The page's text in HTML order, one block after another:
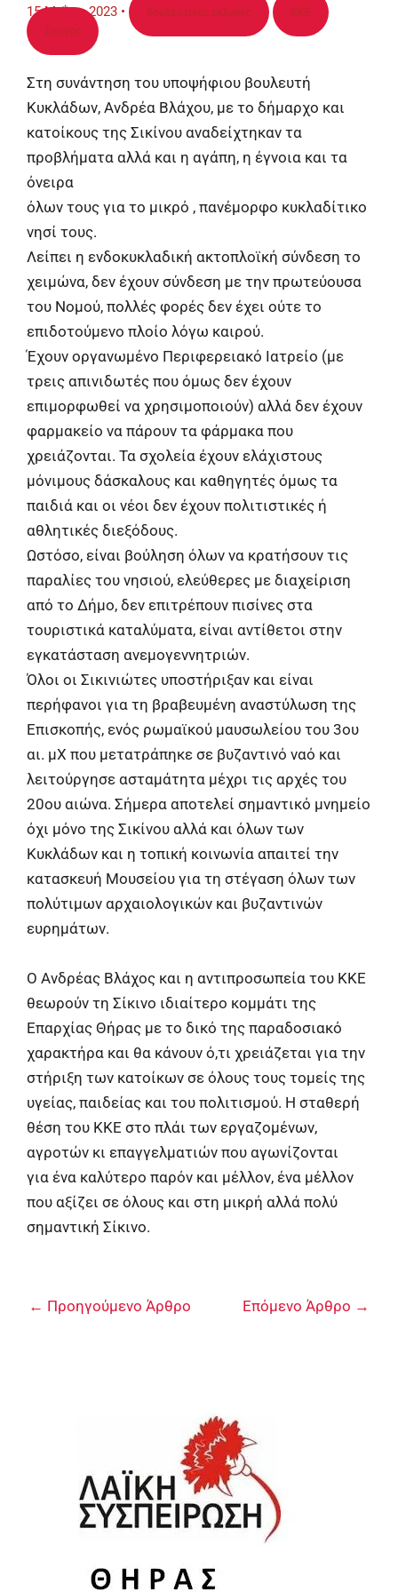
15 Μαΐου, 2023 • βουλευτικές εκλογές
ΚΚΕ
Σίκινος
Στη συνάντηση του υποψήφιου βουλευτή
Κυκλάδων, Ανδρέα Βλάχου, με το δήμαρχο και
κατοίκους της Σικίνου αναδείχτηκαν τα
προβλήματα αλλά και η αγάπη, η έγνοια και τα
όνειρα
όλων τους για το μικρό , πανέμορφο κυκλαδίτικο
νησί τους.
Λείπει η ενδοκυκλαδική ακτοπλοϊκή σύνδεση το
χειμώνα, δεν έχουν σύνδεση με την πρωτεύουσα
του Νομού, πολλές φορές δεν έχει ούτε το
επιδοτούμενο πλοίο λόγω καιρού.
Έχουν οργανωμένο Περιφερειακό Ιατρείο (με
τρεις απινιδωτές που όμως δεν έχουν
επιμορφωθεί να χρησιμοποιούν) αλλά δεν έχουν
φαρμακείο να πάρουν τα φάρμακα που
χρειάζονται. Τα σχολεία έχουν ελάχιστους
μόνιμους δάσκαλους και καθηγητές όμως τα
παιδιά και οι νέοι δεν έχουν πολιτιστικές ή
αθλητικές διεξόδους.
Ωστόσο, είναι βούληση όλων να κρατήσουν τις
παραλίες του νησιού, ελεύθερες με διαχείριση
από το Δήμο, δεν επιτρέπουν πισίνες στα
τουριστικά καταλύματα, είναι αντίθετοι στην
εγκατάσταση ανεμογεννητριών.
Όλοι οι Σικινιώτες υποστήριξαν και είναι
περήφανοι για τη βραβευμένη αναστύλωση της
Επισκοπής, ενός ρωμαϊκού μαυσωλείου του 3ου
αι. μΧ που μετατράπηκε σε βυζαντινό ναό και
λειτούργησε ασταμάτητα μέχρι τις αρχές του
20ου αιώνα. Σήμερα αποτελεί σημαντικό μνημείο
όχι μόνο της Σικίνου αλλά και όλων των
Κυκλάδων και η τοπική κοινωνία απαιτεί την
κατασκευή Μουσείου για τη στέγαση όλων των
πολύτιμων αρχαιολογικών και βυζαντινών
ευρημάτων.
Ο Ανδρέας Βλάχος και η αντιπροσωπεία του ΚΚΕ
θεωρούν τη Σίκινο ιδιαίτερο κομμάτι της
Επαρχίας Θήρας με το δικό της παραδοσιακό
χαρακτήρα και θα κάνουν ό,τι χρειάζεται για την
στήριξη των κατοίκων σε όλους τους τομείς της
υγείας, παιδείας και του πολιτισμού. Η σταθερή
θέση του ΚΚΕ στο πλάι των εργαζομένων,
αγροτών κι επαγγελματιών που αγωνίζονται
για ένα καλύτερο παρόν και μέλλον, ένα μέλλον
που αξίζει σε όλους και στη μικρή αλλά πολύ
σημαντική Σίκινο.
← Προηγούμενο Άρθρο Επόμενο Άρθρο →